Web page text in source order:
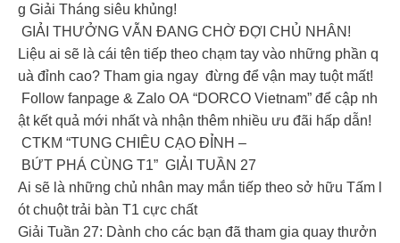
g Giải Tháng siêu khủng!
GIẢI THƯỞNG VẪN ĐANG CHỜ ĐỢI CHỦ NHÂN!
Liệu ai sẽ là cái tên tiếp theo chạm tay vào những phần q
uà đỉnh cao? Tham gia ngay đừng để vận may tuột mất!
Follow fanpage & Zalo OA “DORCO Vietnam” để cập nh
ật kết quả mới nhất và nhận thêm nhiều ưu đãi hấp dẫn!
CTKM “TUNG CHIÊU CẠO ĐỈNH –
BỨT PHÁ CÙNG T1” GIẢI TUẦN 27
Ai sẽ là những chủ nhân may mắn tiếp theo sở hữu Tấm l
ót chuột trải bàn T1 cực chất
Giải Tuần 27: Dành cho các bạn đã tham gia quay thưởn